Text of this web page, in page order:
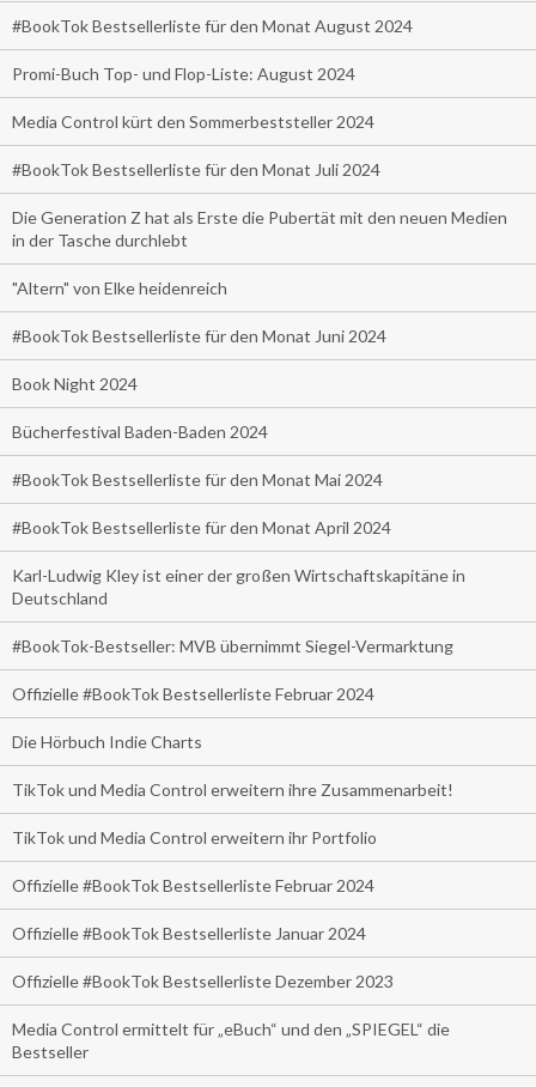
#BookTok Bestsellerliste für den Monat August 2024
Promi-Buch Top- und Flop-Liste: August 2024
Media Control kürt den Sommerbeststeller 2024
#BookTok Bestsellerliste für den Monat Juli 2024
Die Generation Z hat als Erste die Pubertät mit den neuen Medien
in der Tasche durchlebt
"Altern" von Elke heidenreich
#BookTok Bestsellerliste für den Monat Juni 2024
Book Night 2024
Bücherfestival Baden-Baden 2024
#BookTok Bestsellerliste für den Monat Mai 2024
#BookTok Bestsellerliste für den Monat April 2024
Karl-Ludwig Kley ist einer der großen Wirtschaftskapitäne in
Deutschland
#BookTok-Bestseller: MVB übernimmt Siegel-Vermarktung
Offizielle #BookTok Bestsellerliste Februar 2024
Die Hörbuch Indie Charts
TikTok und Media Control erweitern ihre Zusammenarbeit!
TikTok und Media Control erweitern ihr Portfolio
Offizielle #BookTok Bestsellerliste Februar 2024
Offizielle #BookTok Bestsellerliste Januar 2024
Offizielle #BookTok Bestsellerliste Dezember 2023
Media Control ermittelt für „eBuch“ und den „SPIEGEL“ die
Bestseller